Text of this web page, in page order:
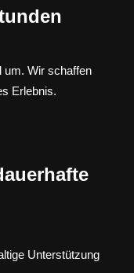
um. Wir schaffen
Erlebnis.
Unterstützung